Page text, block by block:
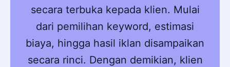
secara terbuka kepada klien. Mulai
dari pemilihan keyword, estimasi
biaya, hingga hasil iklan disampaikan
secara rinci. Dengan demikian, klien